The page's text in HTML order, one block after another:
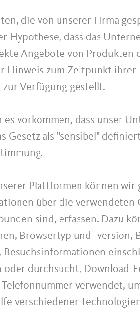
die von unserer Firma
Hypothese, dass das
Angebote von
Hinweis zum Zeitpunkt ihrer
Verfügung gestellt.
es vorkommen, dass unser
Gesetz als "sensibel"
Plattformen können
über die
sind, erfassen. Dazu
Browsertyp und -version,
Besuchsinformationen
oder durchsucht,
verwendet,
verschiedener